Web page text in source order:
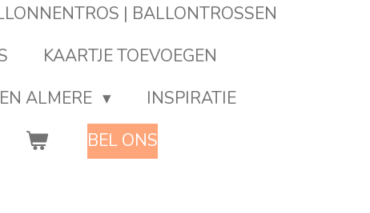
| BALLONTROSSEN
KAARTJE TOEVOEGEN
ALMERE
INSPIRATIE
BEL ONS